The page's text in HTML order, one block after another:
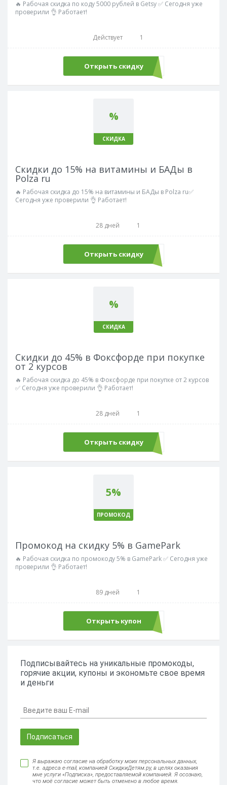
🔥 Рабочая скидка по коду 5000 рублей в Getsy ✅ Сегодня уже
проверили 👌 Работает!
Действует 1
Открыть скидку
%
СКИДКА
Скидки до 15% на витамины и БАДы в
Polza ru
🔥 Рабочая скидка до 15% на витамины и БАДы в Polza ru✅
Сегодня уже проверили 👌 Работает!
28 дней 1
Открыть скидку
%
СКИДКА
Скидки до 45% в Фоксфорде при покупке
от 2 курсов
🔥 Рабочая скидка до 45% в Фоксфорде при покупке от 2 курсов
✅ Сегодня уже проверили 👌 Работает!
28 дней 1
Открыть скидку
5%
ПРОМОКОД
Промокод на скидку 5% в GamePark
🔥 Рабочая скидка по промокоду 5% в GamePark ✅ Сегодня уже
проверили 👌 Работает!
89 дней 1
Открыть купонGAMEPARK
Подписывайтесь на уникальные промокоды,
горячие акции, купоны и экономьте свое время
и деньги
Подписаться
Я выражаю согласие на обработку моих персональных данных,
т.е. адреса e-mail, компанией СкидкиДетям.ру, в целях оказания
мне услуги «Подписка», предоставляемой компанией. Я осознаю,
что моё согласие может быть отменено в любое время.